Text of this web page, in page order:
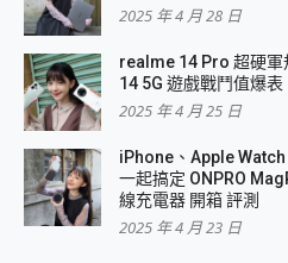
2025 年 4 月 28 日
realme 14 Pro 超硬
14 5G 遊戲戰鬥值爆表
2025 年 4 月 25 日
iPhone、Apple
一起搞定 ONPRO
線充電器 開箱 評測
2025 年 4 月 23 日